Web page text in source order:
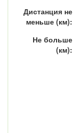
Дистанция не
меньше (км):
Не больше
(км):